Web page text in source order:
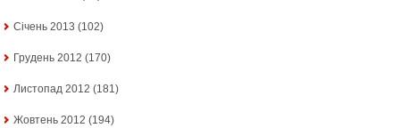
Січень 2013 (102)
Грудень 2012 (170)
Листопад 2012 (181)
Жовтень 2012 (194)